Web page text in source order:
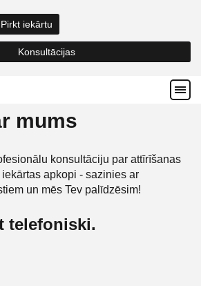
Pirkt iekārtu
Konsultācijas
mums
konsultāciju par attīrīšanas
apkopi - sazinies ar
un mēs Tev palīdzēsim!
telefoniski.